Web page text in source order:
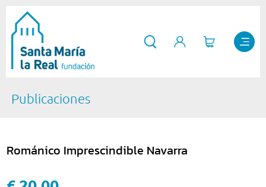
Publicaciones
Románico Imprescindible Navarra